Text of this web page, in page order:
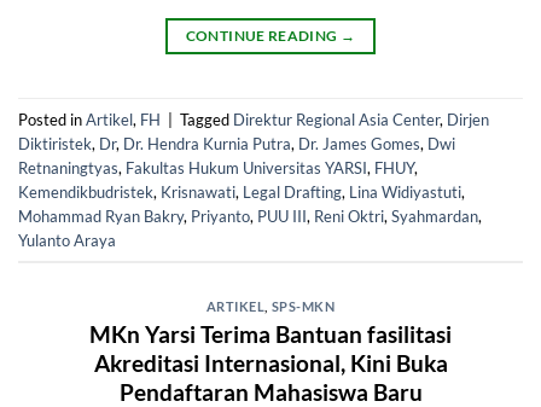
CONTINUE READING →
Posted inArtikel, FH Tagged Direktur Regional Asia Center, Dirjen
Diktiristek, Dr, Dr. Hendra Kurnia Putra, Dr. James Gomes, Dwi
Retnaningtyas, Fakultas Hukum Universitas YARSI, FHUY,
Kemendikbudristek, Krisnawati, Legal Drafting, Lina Widiyastuti,
Mohammad Ryan Bakry, Priyanto, PUU III, Reni Oktri, Syahmardan,
Yulanto Araya
ARTIKEL SPS-MKN
MKn Yarsi Terima Bantuan fasilitasi
Akreditasi Internasional, Kini Buka
Pendaftaran Mahasiswa Baru